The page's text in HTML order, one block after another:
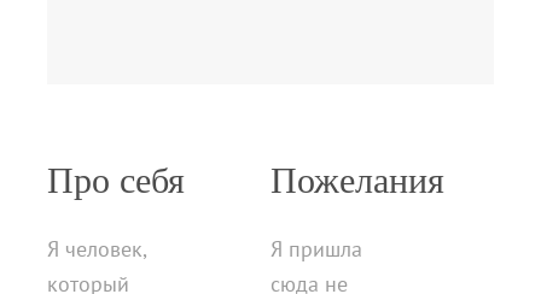
Про себя
Я человек,
который
Пожелания
Я пришла
сюда не